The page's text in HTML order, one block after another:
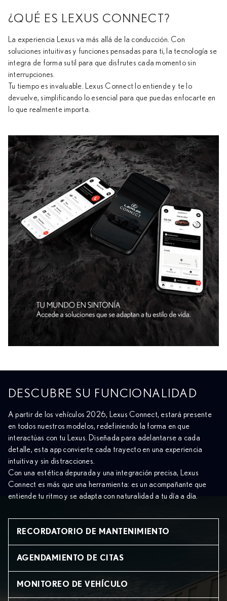
¿QUÉ ES LEXUS CONNECT?
La experiencia Lexus va más allá de la conducción. Con
soluciones intuitivas y funciones pensadas para ti, la tecnología se
integra de forma sutil para que disfrutes cada momento sin
interrupciones.
Tu tiempo es invaluable. Lexus Connect lo entiende y te lo
devuelve, simplificando lo esencial para que puedas enfocarte en
lo que realmente importa.
DESCUBRE SU FUNCIONALIDAD
A partir de los vehículos 2026, Lexus Connect, estará presente
en todos nuestros modelos, redefiniendo la forma en que
interactúas con tu Lexus. Diseñada para adelantarse a cada
detalle, esta app convierte cada trayecto en una experiencia
intuitiva y sin distracciones.
Con una estética depurada y una integración precisa, Lexus
Connect es más que una herramienta: es un acompañante que
entiende tu ritmo y se adapta con naturalidad a tu día a día.
RECORDATORIO DE MANTENIMIENTO
AGENDAMIENTO DE CITAS
MONITOREO DE VEHÍCULO
ASISTENTE VIAL
Tu viaje debe ser impecable en cada trayecto. Con el Asistente